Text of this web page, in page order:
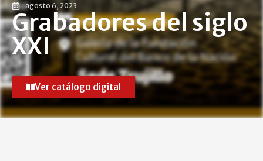
agosto 6, 2023
Grabadores del siglo
XXI
Ver catálogo digital